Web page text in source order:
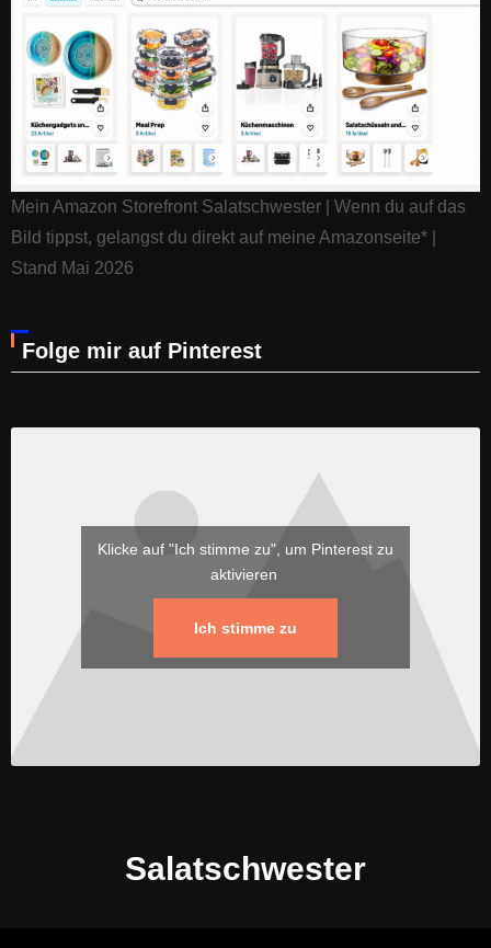
Mein Amazon Storefront Salatschwester | Wenn du auf das
Bild tippst, gelangst du direkt auf meine Amazonseite* |
Stand Mai 2026
Folge mir auf Pinterest
Klicke auf "Ich stimme zu", um Pinterest zu
aktivieren
Ich stimme zu
Salatschwester